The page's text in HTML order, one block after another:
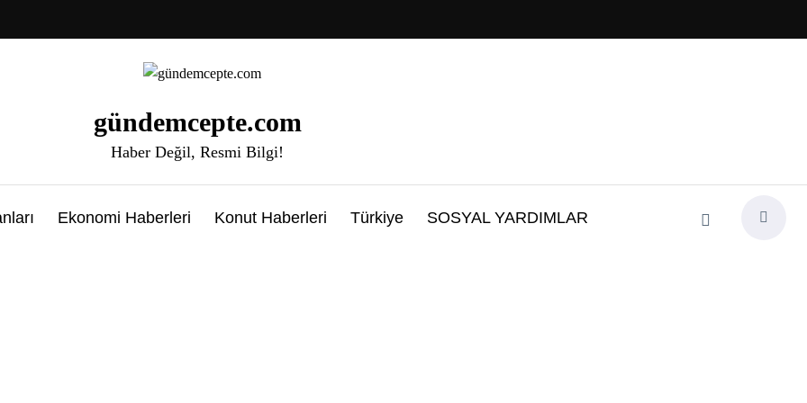
gündemcepte.com
Haber Değil, Resmi Bilgi!
Ekonomi Haberleri Konut Haberleri Türkiye SOSYAL YARDIMLAR